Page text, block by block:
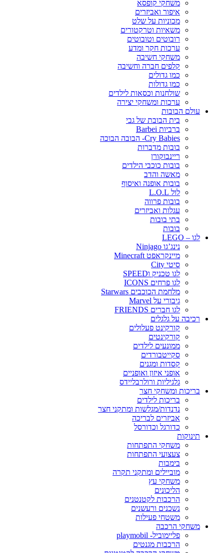
משחקי קופסא
איפור ואביזרים
מכוניות על שלט
משאיות וטרקטורים
רובוטים וטובוטים
ערכות חקר ומדע
משחקי חשיבה
קלפים חברה וחשיבה
כמו גדולים
כמו גדולות
שולחנות וכסאות לילדים
ערכות ומשחקי יצירה
עולם הבובות
בית הבובת של גבי
ברביות Barbei
Cry Babies- הבובה הבוכה
בובות מדברות
ריינבוקורן
בובות כוכבי הילדים
מאשה והדב
בובות אופנה ואיסוף
לול L.O.L
בובות פרווה
עגלות ואביזרים
בתי בובות
בובות
לגו – LEGO
נינג’גו Ninjago
מיינקראפט Minecraft
סיטי City
לגו טכניק וSPEED
לגו פרחים ICONS
מלחמת הכוכבים Starwars
גיבורי על Marvel
לגו חברים FRIENDS
רכיבה על גלגלים
קורקינט פעלולים
קורקינטים
ממונעים לילדים
סקייטבורדים
קסדות ומגנים
אופני איזון ואופניים
גלגיליות ורולרבליידס
בריכות ומשחקי חצר
בריכות לילדים
נדנדות/מגלשות ומתקני חצר
אביזרים לבריכה
כדורגל וכדורסל
תינוקות
משחקי התפתחות
צעצועי התפתחות
בימבות
מוביילים ומתקני תקרה
משחקי עץ
הליכונים
הרכבות לקטנטנים
נשכנים ורעשנים
משטחי פעילות
משחקי הרכבה
פליימוביל- playmobil
הרכבות מגנטים